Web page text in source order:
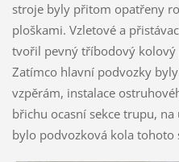
stroje byly přitom opatřeny
ploškami. Vzletové a
tvořil pevný tříbodový
Zatímco hlavní podvozky
vzpěrám, instalace
břichu ocasní sekce trupu,
bylo podvozková kola